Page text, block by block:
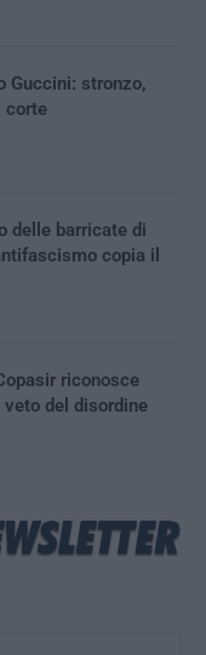
Guccini: stronzo,
corte
delle barricate di
copia il
riconosce
del disordine